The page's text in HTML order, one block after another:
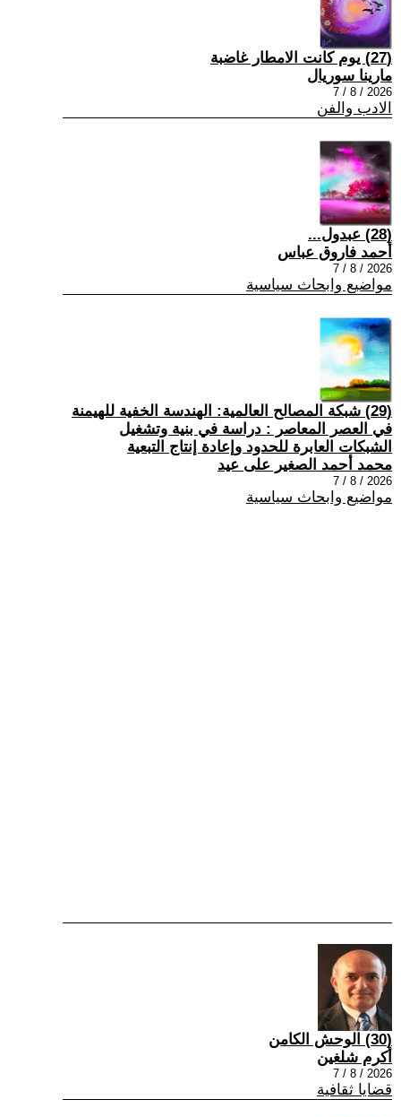
(27) يوم كانت الامطار غاضبة
مارينا سوريال
2026 / 8 / 7
الادب والفن
(28) عبدول...
أحمد فاروق عباس
2026 / 8 / 7
مواضيع وابحاث سياسية
(29) شبكة المصالح العالمية: الهندسة الخفية للهيمنة
في العصر المعاصر : دراسة في بنية وتشغيل
الشبكات العابرة للحدود وإعادة إنتاج التبعية
محمد أحمد الصغير على عيد
2026 / 8 / 7
مواضيع وابحاث سياسية
(30) الوحش الكامن
أكرم شلغين
2026 / 8 / 7
قضايا ثقافية